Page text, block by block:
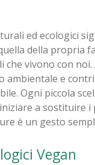
ed ecologici
della propria
che vivono con
ambientale e
Ogni piccola
a sostituire
è un gesto
Vegan